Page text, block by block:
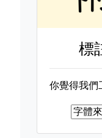
標
你覺得我們